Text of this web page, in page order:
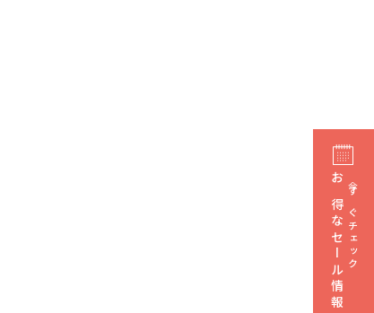
今すぐチェック
お得なセール情報